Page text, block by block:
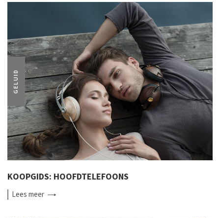
GELUID
KOOPGIDS: HOOFDTELEFOONS
Leesmeer